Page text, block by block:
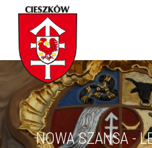
NOWA SZANSA -